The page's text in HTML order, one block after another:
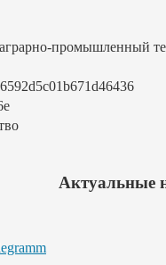
промышленный
Актуальные